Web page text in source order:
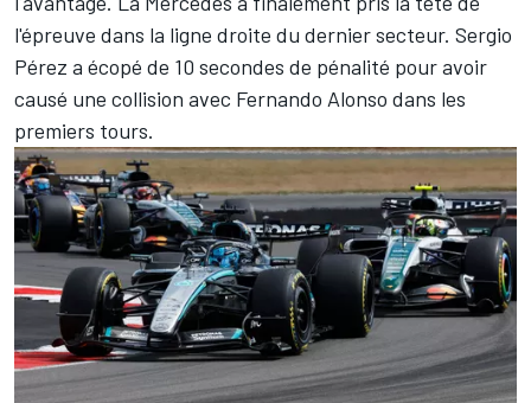
l'épreuve dans la ligne droite du dernier secteur. Sergio
Pérez a écopé de 10 secondes de pénalité pour avoir
causé une collision avec Fernando Alonso dans les
premiers tours.